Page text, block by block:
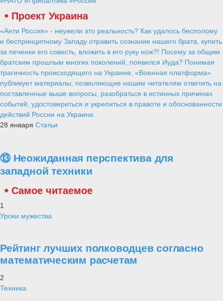
Проект Украина
«Анти Россия» - неужели это реальность? Как удалось бесполому
и беспринципному Западу отравить сознание нашего брата, купить
за печенки его совесть, вложить в его руку нож?! Посему за общим
братским прошлым многих поколений, появился Иуда? Понимая
трагичность происходящего на Украине, «Военная платформа»
публикует материалы, позволяющие нашим читателям ответить на
поставленные выше вопросы, разобраться в истинных причинах
событий, удостовериться и укрепиться в правоте и обоснованности
действий России на Украине.
28 января Статьи
⑬ Неожиданная перспектива для
западной техники
Самое читаемое
1
Уроки мужества
Рейтинг лучших полководцев согласно
математическим расчетам
2
Техника